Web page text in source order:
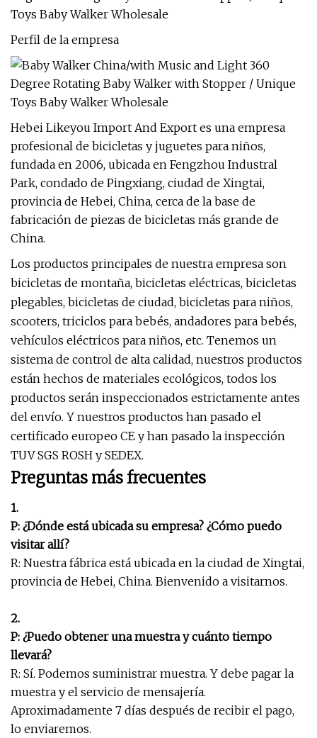
Perfil de la empresa
Hebei Likeyou Import And Export es una empresa
profesional de bicicletas y juguetes para niños,
fundada en 2006, ubicada en Fengzhou Industral
Park, condado de Pingxiang, ciudad de Xingtai,
provincia de Hebei, China, cerca de la base de
fabricación de piezas de bicicletas más grande de
China.
Los productos principales de nuestra empresa son
bicicletas de montaña, bicicletas eléctricas, bicicletas
plegables, bicicletas de ciudad, bicicletas para niños,
scooters, triciclos para bebés, andadores para bebés,
vehículos eléctricos para niños, etc. Tenemos un
sistema de control de alta calidad, nuestros productos
están hechos de materiales ecológicos, todos los
productos serán inspeccionados estrictamente antes
del envío. Y nuestros productos han pasado el
certificado europeo CE y han pasado la inspección
TUV SGS ROSH y SEDEX.
Preguntas más frecuentes
1.
P: ¿Dónde está ubicada su empresa? ¿Cómo puedo
visitar allí?
R: Nuestra fábrica está ubicada en la ciudad de Xingtai,
provincia de Hebei, China. Bienvenido a visitarnos.
2.
P: ¿Puedo obtener una muestra y cuánto tiempo
llevará?
R: Sí. Podemos suministrar muestra. Y debe pagar la
muestra y el servicio de mensajería.
Aproximadamente 7 días después de recibir el pago,
lo enviaremos.